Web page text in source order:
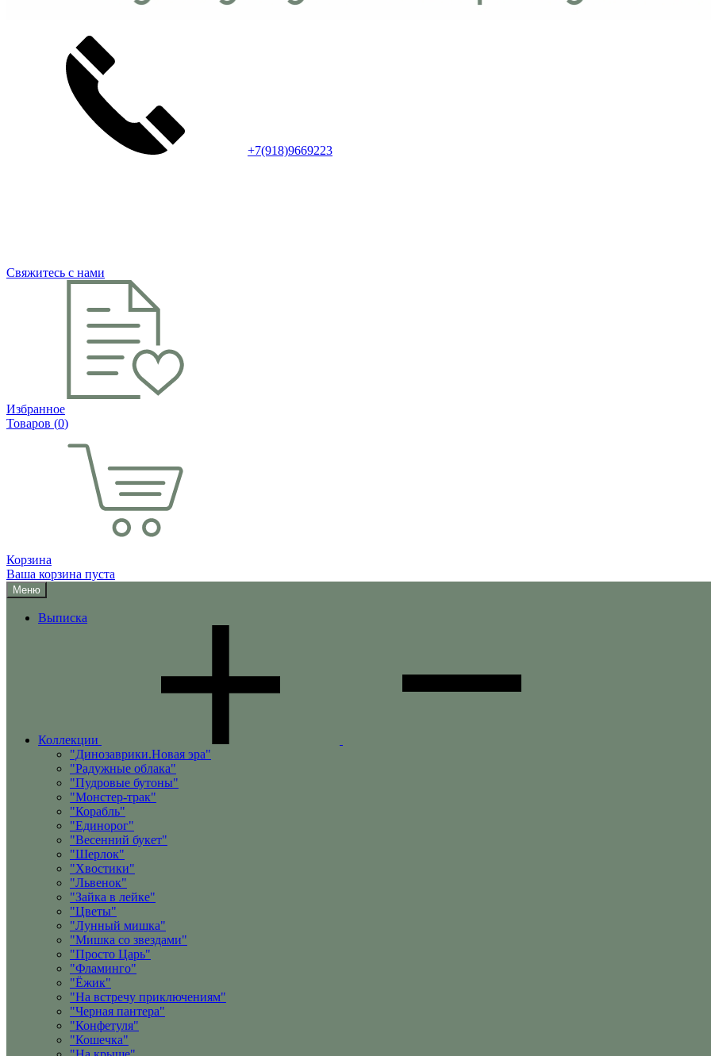
+7(918)9669223
Свяжитесь с нами
Избранное
Товаров (0)
Корзина
Ваша корзина пуста
Меню
Выписка
Коллекции
"Динозаврики.Новая эра"
"Радужные облака"
"Пудровые бутоны"
"Монстер-трак"
"Корабль"
"Единорог"
"Весенний букет"
"Шерлок"
"Хвостики"
"Львенок"
"Зайка в лейке"
"Цветы"
"Лунный мишка"
"Мишка со звездами"
"Просто Царь"
"Фламинго"
"Ёжик"
"На встречу приключениям"
"Черная пантера"
"Конфетуля"
"Кошечка"